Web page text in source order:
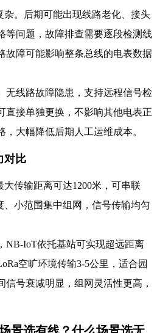
杂。后期可能出现线路老化、接头
等问题，故障排查需要逐段检测线
故障可能影响整条总线的电表数据
无线路故障隐患，支持远程信号检
直接单独更换，不影响其他电表正
大幅降低后期人工运维成本。
对比
大传输距离可达1200米，可串联
、小范围集中组网，信号传输均匀
NB-IoT依托基站可实现超远距离
空旷环境传输3-5公里，适合园
信号衰减明显，组网灵活性更高，
景选有线？什么场景选无